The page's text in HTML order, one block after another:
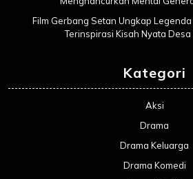
Film Gerbang Setan Ungkap
Terinspirasi Kisah Nyata
Kategori
Aksi
Drama
Drama Keluarga
Drama Komedi